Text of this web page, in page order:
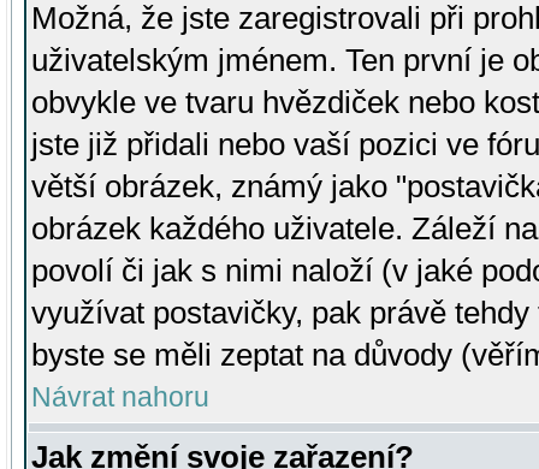
Možná, že jste zaregistrovali při
uživatelským jménem. Ten první je
obvykle ve tvaru hvězdiček nebo
jste již přidali nebo vaší pozici ve
větší obrázek, známý jako
obrázek každého uživatele. Záleží
povolí či jak s nimi naloží (v jaké
využívat postavičky, pak právě
byste se měli zeptat na důvody
Návrat nahoru
Jak změní svoje zařazení?